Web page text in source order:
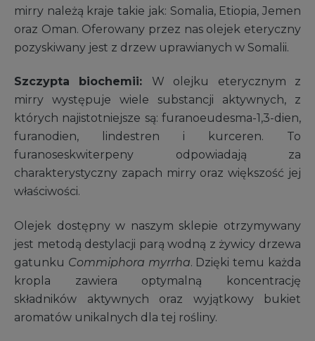
mirry należą kraje takie jak: Somalia, Etiopia, Jemen
oraz Oman. Oferowany przez nas olejek eteryczny
pozyskiwany jest z drzew uprawianych w Somalii.
Szczypta biochemii: W olejku eterycznym z
mirry występuje wiele substancji aktywnych, z
których najistotniejsze są: furanoeudesma-1,3-dien,
furanodien, lindestren i kurceren. To
furanoseskwiterpeny odpowiadają za
charakterystyczny zapach mirry oraz większość jej
właściwości.
Olejek dostępny w naszym sklepie otrzymywany
jest metodą destylacji parą wodną z żywicy drzewa
gatunku Commiphora myrrha. Dzięki temu każda
kropla zawiera optymalną koncentrację
składników aktywnych oraz wyjątkowy bukiet
aromatów unikalnych dla tej rośliny.